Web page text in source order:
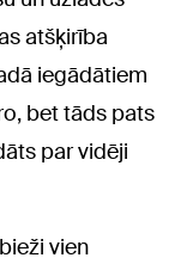
atšķirība
iegādātiem
bet tāds pats
par vidēji
vien